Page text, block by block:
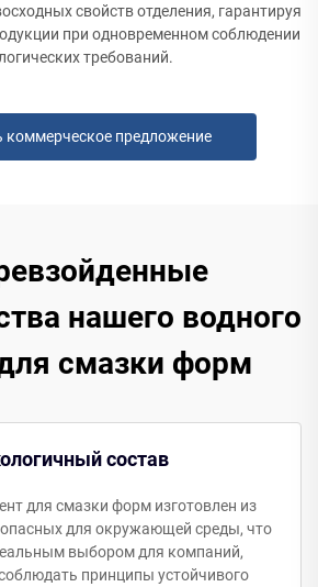
свойств отделения, гарантируя
при одновременном соблюдении
требований.
коммерческое предложение
нашего водного
смазки форм
состав
для смазки форм изготовлен из
для окружающей среды, что
выбором для компаний,
принципы устойчивого